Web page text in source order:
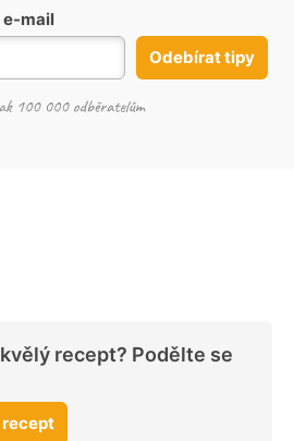
e-mail
Odebírat tipy
recept? Podělte se